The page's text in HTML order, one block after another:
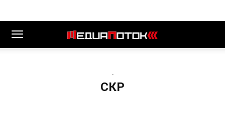
-
СКР